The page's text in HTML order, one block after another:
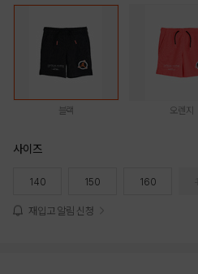
블랙 오렌지
사이즈
140 150 160
재입고 알림 신청